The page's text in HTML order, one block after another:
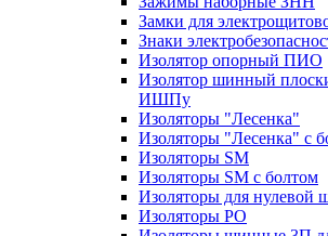
Замки для
Знаки
Изолятор опорный ПИО
Изолятор шинный
ИШПу
Изоляторы "Лесенка"
Изоляторы "Лесенка" с
Изоляторы SM
Изоляторы SM c болтом
Изоляторы для нулевой
Изоляторы РО